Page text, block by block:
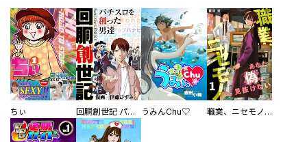
ちぃ 回胴創世記 パチスロを創った男達 うみんChu♡ 職業、ニセモノ～あなたに偽は見抜けない【電子単行本版】